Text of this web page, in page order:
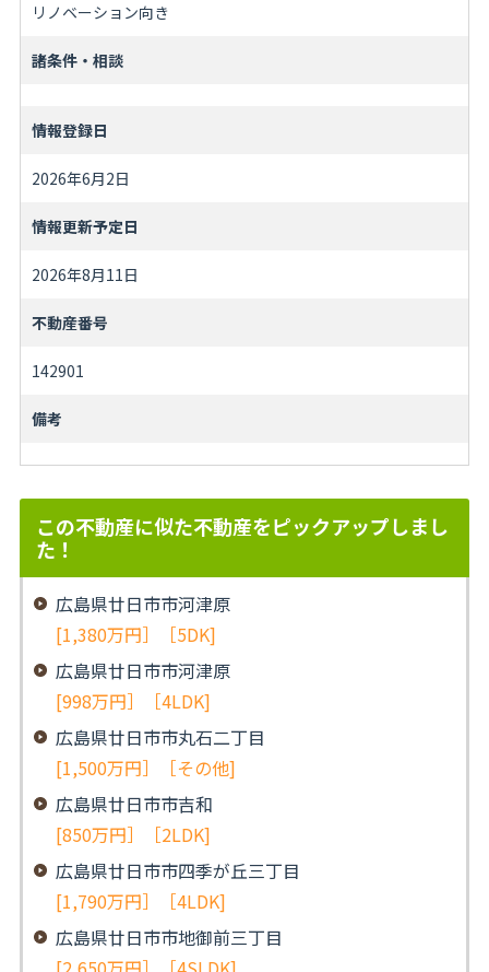
リノベーション向き
諸条件・相談
情報登録日
2026年6月2日
情報更新予定日
2026年8月11日
不動産番号
142901
備考
この不動産に似た不動産をピックアップしまし
た！
広島県廿日市市河津原
[1,380万円］［5DK]
広島県廿日市市河津原
[998万円］［4LDK]
広島県廿日市市丸石二丁目
[1,500万円］［その他]
広島県廿日市市吉和
[850万円］［2LDK]
広島県廿日市市四季が丘三丁目
[1,790万円］［4LDK]
広島県廿日市市地御前三丁目